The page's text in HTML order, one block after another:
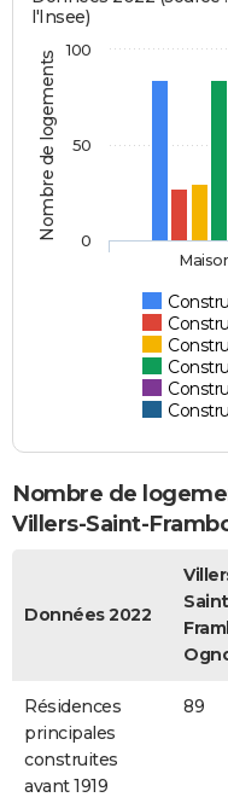
Nombre de logements
l'Insee)
0
50
100
Nombre de
Villers-Saint-
Données 2022
Résidences
principales
construites
avant 1919
89